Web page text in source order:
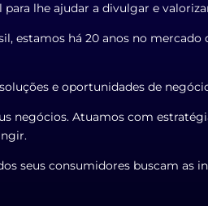
lhe ajudar a divulgar e
estamos há 20 anos no
e oportunidades de
negócios. Atuamos com
seus consumidores buscam as